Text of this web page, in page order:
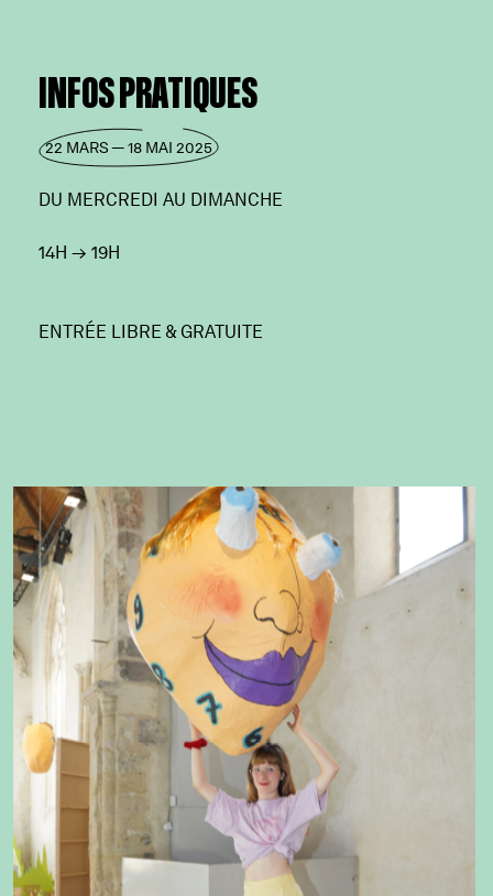
INFOS PRATIQUES
22 MARS — 18 MAI 2025
DU MERCREDI AU DIMANCHE
14H → 19H
ENTRÉE LIBRE & GRATUITE